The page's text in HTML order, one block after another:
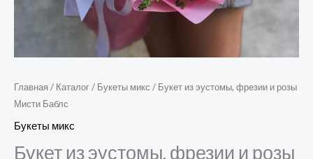
Главная / Каталог/ Букеты микс / Букет из эустомы, фрезии и розы
Мисти Баблс
Букеты микс
Букет из эустомы, фрезии и розы